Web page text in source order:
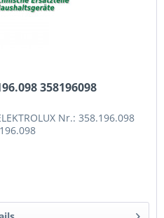
358196098
Nr.: 358.196.098